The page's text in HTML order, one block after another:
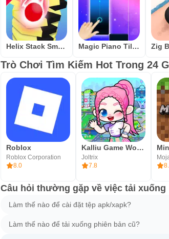
Helix Stack Smash: Jump Ball Magic Piano Tiles - Kpop BTS Zig
Trò Chơi Tìm Kiếm Hot Trong 24
Roblox
Roblox Corporation
8.0
Kalliu Game World: Kisah Hidup
Joltrix
7.8
Câu hỏi thường gặp về việc tải xuống
Làm thế nào để cài đặt tệp apk/xapk?
Làm thế nào để tải xuống phiên bản cũ?